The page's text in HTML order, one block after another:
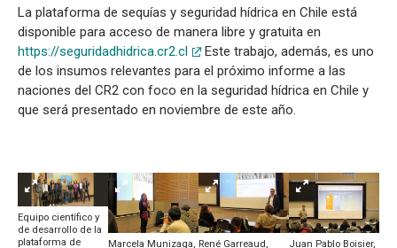
Equipo científico y
de desarrollo de la
plataforma de
Marcela Munizaga, René Garreaud,
Juan Pablo Boisier,
La plataforma de sequías y seguridad hídrica en Chile está
disponible para acceso de manera libre y gratuita en
https://seguridadhidrica.cr2.cl
Este trabajo, además, es uno
de los insumos relevantes para el próximo informe a las
naciones del CR2 con foco en la seguridad hídrica en Chile y
que será presentado en noviembre de este año.